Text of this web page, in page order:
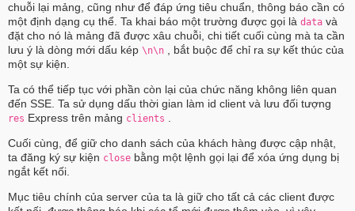
chuỗi lại mảng, cũng như để đáp ứng tiêu chuẩn, thông báo cần có
một định dạng cụ thể. Ta khai báo một trường được gọi là data và
đặt cho nó là mảng đã được xâu chuỗi, chi tiết cuối cùng mà ta cần
lưu ý là dòng mới dấu kép \n\n , bắt buộc để chỉ ra sự kết thúc của
một sự kiện.
Ta có thể tiếp tục với phần còn lại của chức năng không liên quan
đến SSE. Ta sử dụng dấu thời gian làm id client và lưu đối tượng
res Express trên mảng clients
Cuối cùng, để giữ cho danh sách của khách hàng được cập nhật,
ta đăng ký sự kiện close bằng một lệnh gọi lại để xóa ứng dụng bị
ngắt kết nối.
Mục tiêu chính của server của ta là giữ cho tất cả các client được